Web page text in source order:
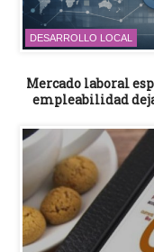
DESARROLLO LOCAL
Mercado laboral
empleabilidad deja